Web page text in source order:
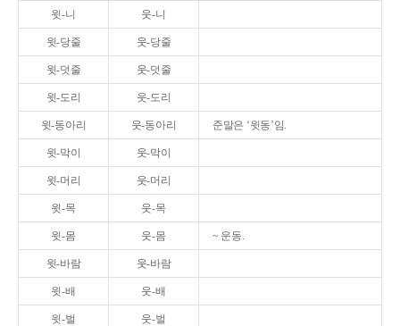
윗-니 웃-니
윗-당줄 웃-당줄
윗-덧줄 웃-덧줄
윗-도리 웃-도리
윗-동아리 웃-동아리 준말은 ‘윗동’임.
윗-막이 웃-막이
윗-머리 웃-머리
윗-목 웃-목
윗-몸 웃-몸 ~ 운동.
윗-바람 웃-바람
윗-배 웃-배
윗-벌 웃-벌